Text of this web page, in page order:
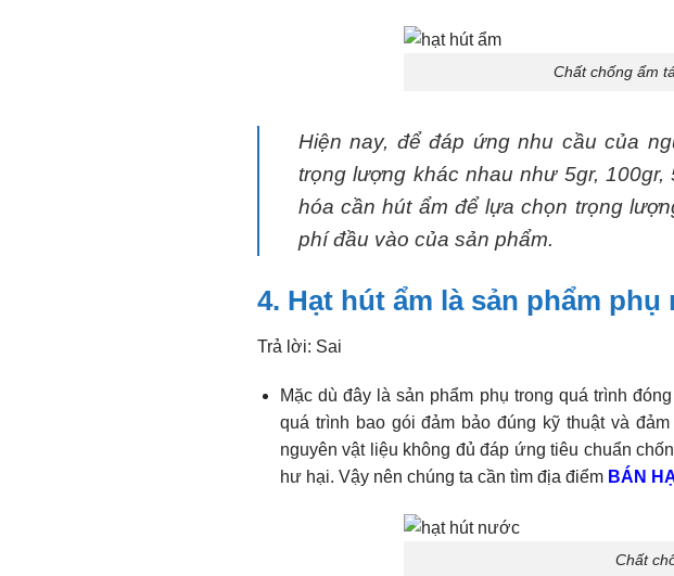
Chất chống ẩm
Hiện nay, để đáp ứng nhu cầu của
trọng lượng khác nhau như 5gr,
hóa cần hút ẩm để lựa chọn trọng
phí đầu vào của sản phẩm.
4. Hạt hút ẩm là sản phẩm
Trả lời: Sai
Mặc dù đây là sản phẩm phụ trong quá trình
quá trình bao gói đảm bảo đúng kỹ thuật và
nguyên vật liệu không đủ đáp ứng tiêu chuẩn
hư hại. Vậy nên chúng ta cần tìm địa điểm BÁN
Chất